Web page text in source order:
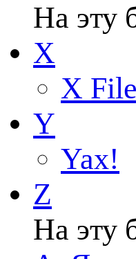
На эту
X
X File
Y
Yax!
Z
На эту